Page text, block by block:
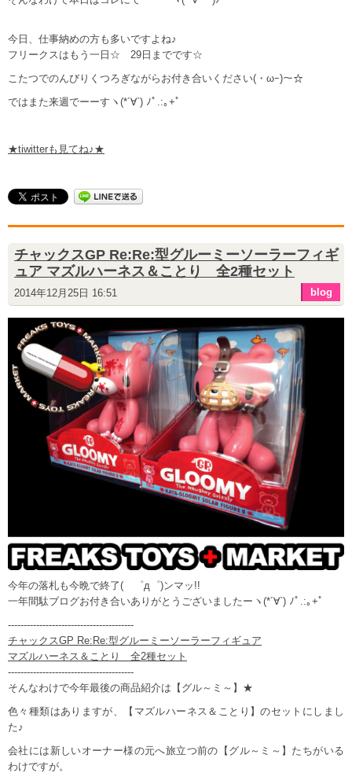
今日、仕事納めの方も多いですよね♪
フリークスはもう一日☆ 29日までです☆
こたつでのんびりくつろぎながらお付き合いください(・ωｰ)～☆
ではまた来週でーーすヽ(*´∀`) ﾉﾟ.:｡+ﾟ
★tiwitterも見てね♪★
チャックスGP Re:Re:型グルーミーソーラーフィギ
ュア マズルハーネス＆ことり 全2種セット
2014年12月25日 16:51 blog
今年の落札も今晩で終了( ゜д゜)ンマッ!!
一年間駄ブログお付き合いありがとうございましたーヽ(*´∀`) ﾉﾟ.:｡+ﾟ
----------------------------------------
チャックスGP Re:Re:型グルーミーソーラーフィギュア
マズルハーネス＆ことり 全2種セット
----------------------------------------
そんなわけで今年最後の商品紹介は【グル～ミ～】★
色々種類はありますが、【マズルハーネス＆ことり】のセットにしまし
た♪
会社には新しいオーナー様の元へ旅立つ前の【グル～ミ～】たちがいる
わけですが。